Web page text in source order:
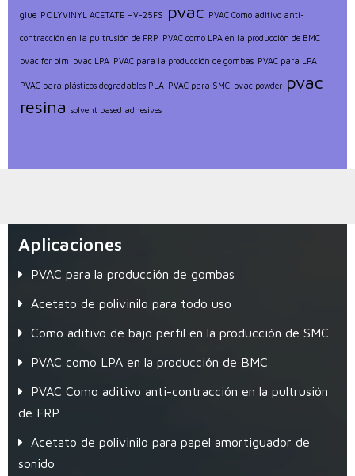
glue POLYVINYL ACETATE HV-25FS pvac PVAC Como aditivo anti-
contracción en la pultrusión de FRP PVAC como LPA en la producción de BMC
pvac for pim pvac LPA PVAC para la producción de gombas PVAC para LPA
PVAC para plásticos degradables PLA PVAC para SMC pvac powder pvac
resina solvent based adhesives
Aplicaciones
PVAC para la producción de gombas
Acetato de polivinilo para todo uso
Como aditivo de bajo perfil en la producción de SMC
PVAC como LPA en la producción de BMC
PVAC Como aditivo anti-contracción en la pultrusión
de FRP
Acetato de polivinilo para papel amortiguador de
sonido